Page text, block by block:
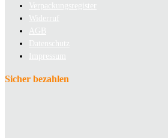
Verpackungsregister
Widerruf
AGB
Datenschutz
Impressum
Sicher bezahlen